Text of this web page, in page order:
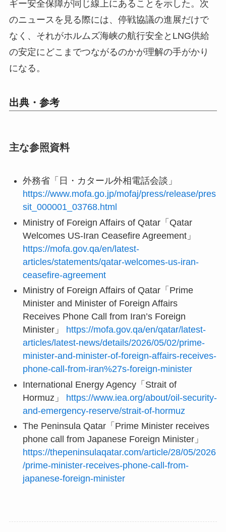
ギー安全保障が同じ線上にあることを示した。次
のニュースを見る際には、停戦協議の進展だけで
なく、それがホルムズ海峡の航行安全とLNG供給
の安定にどこまでつながるのかが理解の手がかり
になる。
出典・参考
主な参照資料
外務省「日・カタール外相電話会談」
https://www.mofa.go.jp/mofaj/press/release/pres
sit_000001_03768.html
Ministry of Foreign Affairs of Qatar「Qatar
Welcomes US-Iran Ceasefire Agreement」
https://mofa.gov.qa/en/latest-
articles/statements/qatar-welcomes-us-iran-
ceasefire-agreement
Ministry of Foreign Affairs of Qatar「Prime
Minister and Minister of Foreign Affairs
Receives Phone Call from Iran’s Foreign
Minister」
https://mofa.gov.qa/en/qatar/latest-
articles/latest-news/details/2026/05/02/prime-
minister-and-minister-of-foreign-affairs-receives-
phone-call-from-iran%27s-foreign-minister
International Energy Agency「Strait of
Hormuz」 https://www.iea.org/about/oil-security-
and-emergency-reserve/strait-of-hormuz
The Peninsula Qatar「Prime Minister receives
phone call from Japanese Foreign Minister」
https://thepeninsulaqatar.com/article/28/05/2026
/prime-minister-receives-phone-call-from-
japanese-foreign-minister